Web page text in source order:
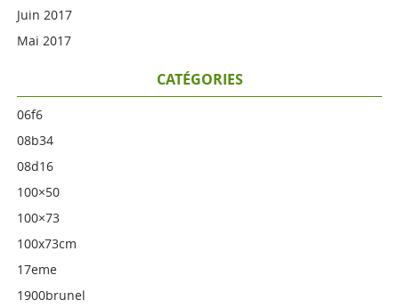
Juin 2017
Mai 2017
CATÉGORIES
06f6
08b34
08d16
100×50
100×73
100x73cm
17eme
1900brunel